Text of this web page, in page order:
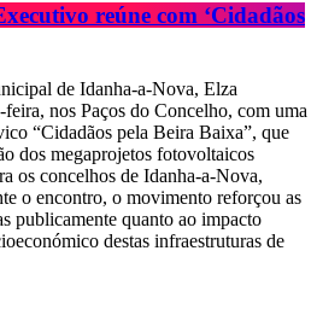
reúne com ‘Cidadãos
de Idanha-a-Nova, Elza
nos Paços do Concelho, com uma
“Cidadãos pela Beira Baixa”, que
dos megaprojetos fotovoltaicos
os concelhos de Idanha-a-Nova,
o encontro, o movimento reforçou as
publicamente quanto ao impacto
destas infraestruturas de